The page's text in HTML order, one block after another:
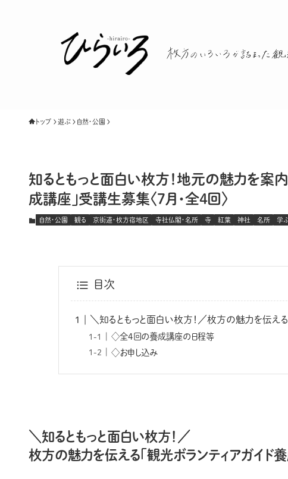
トップ 遊ぶ 自然・公園
知るともっと面白い枚方！地元の魅力を案
成講座」受講生募集〈7月・全4回〉
自然・公園 観る 京街道・枚方宿地区 寺社仏閣・名所 寺 紅葉 神社 名所 学
目次
＼知るともっと面白い枚方！／枚方の魅力を伝え
◇全4回の養成講座の日程等
◇お申し込み
＼知るともっと面白い枚方！／
枚方の魅力を伝える「観光ボランティアガイド